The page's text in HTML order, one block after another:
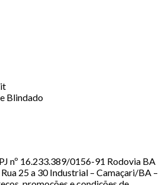
nº 16.233.389/0156-91 Rodovia BA
25 a 30 Industrial – Camaçari/BA –